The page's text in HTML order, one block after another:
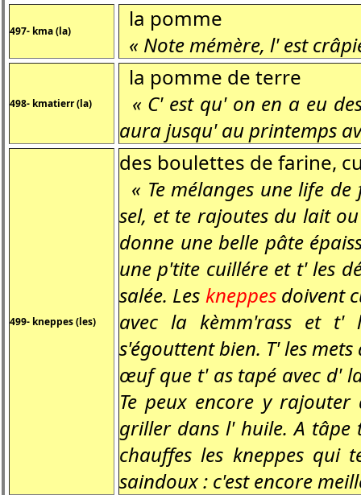
497- kma (la)
la pomme
« Note mémère, l' est
498- kmatierr (la)
la pomme de terre
« C' est qu' on en a eu
aura jusqu' au printemps
499- kneppes (les)
des boulettes de farine,
« Te mélanges une life
sel, et te rajoutes du lait
donne une belle pâte
une p'tite cuillére et t' les
salée. Les kneppesdoivent
avec la kèmm'rass et t'
s'égouttent bien. T' les
œuf que t' as tapé avec d'
Te peux encore y
griller dans l' huile. A
chauffes les kneppes
saindoux : c'est encore